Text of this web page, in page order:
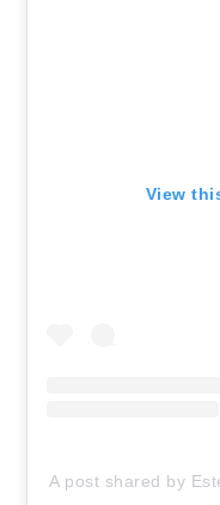
View
A post shared by